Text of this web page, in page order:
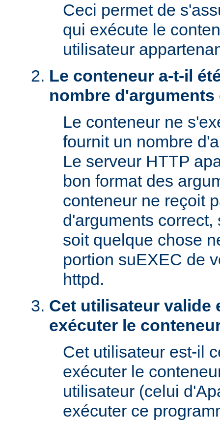
Ceci permet de
qui exécute le
utilisateur
Le conteneur a-t-il
nombre
Le conteneur ne
fournit un nombre
Le serveur HTTP
bon format des
conteneur ne reçoit
d'arguments
soit quelque chose
portion suEXEC de
httpd.
Cet utilisateur valide
exécuter le
Cet utilisateur est-il
exécuter le
utilisateur (celui
exécuter ce